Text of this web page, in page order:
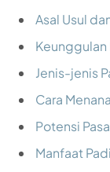
Asal Usul
Keunggulan
Jenis-jenis
Cara
Potensi
Manfaat